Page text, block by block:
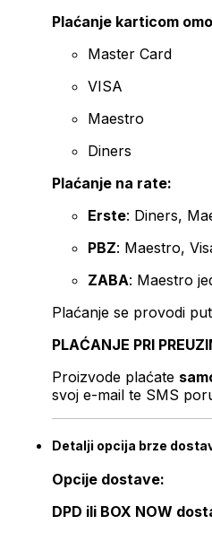
Plaćanje karticom
Master Card
VISA
Maestro
Diners
Plaćanje na rate:
Erste: Diners,
PBZ: Maestro,
ZABA: Maestro
Plaćanje se provodi
PLAĆANJE PRI
Proizvode plaćate
svoj e-mail te SMS
Detalji opcija brze
Opcije dostave:
DPD ili BOX NOW